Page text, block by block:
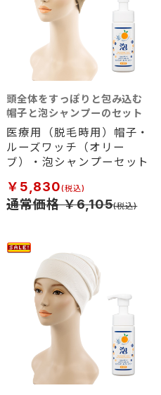
医療用（脱毛時用）帽子・
ルーズワッチ（オリー
ブ）・泡シャンプーセット
頭全体をすっぽりと包み込む
帽子と泡シャンプーのセット
￥5,830
通常価格 ￥6,105